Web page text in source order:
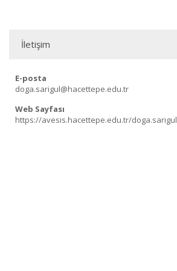
İletişim
E-posta
doga.sarigul@hacettepe.edu.tr
Web Sayfası
https://avesis.hacettepe.edu.tr/doga.sarigul